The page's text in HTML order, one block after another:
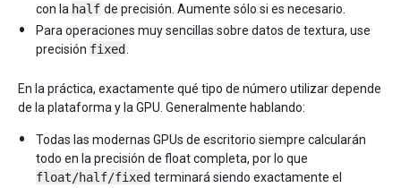
con la half de precisión. Aumente sólo si es necesario.
Para operaciones muy sencillas sobre datos de textura, use
precisión fixed
En la práctica, exactamente qué tipo de número utilizar depende
de la plataforma y la GPU. Generalmente hablando:
Todas las modernas GPUs de escritorio siempre calcularán
todo en la precisión de float completa, por lo que
float/half/fixed terminará siendo exactamente el